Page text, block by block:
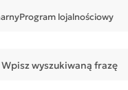
Program lojalnościowy